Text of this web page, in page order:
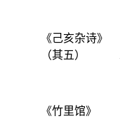
《己亥杂诗》
（其五）
《竹里馆》